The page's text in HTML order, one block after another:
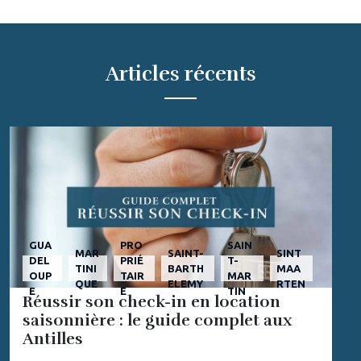
Articles récents
GUA
DEL
OUP
E
MAR
TINI
QUE
PRO
PRIÉ
TAIR
E
SAINT-
BARTH
ELEMY
SAIN
T-
MAR
TIN
SINT
MAA
RTEN
Réussir son check-in en location
saisonnière : le guide complet aux
Antilles